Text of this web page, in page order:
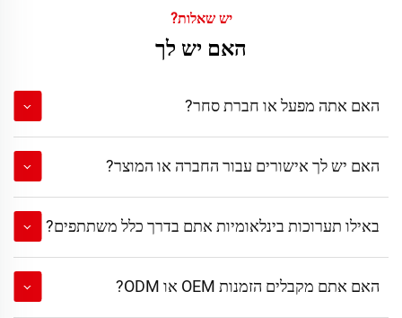
יש שאלות?
האם יש לך
האם אתה מפעל או חברת סחר?
האם יש לך אישורים עבור החברה או המוצר?
באילו תערוכות בינלאומיות אתם בדרך כלל משתתפים?
האם אתם מקבלים הזמנות OEM או ODM?